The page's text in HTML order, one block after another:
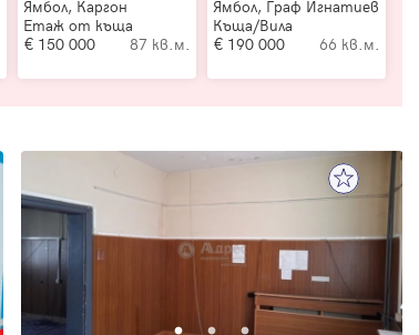
Ямбол, Каргон
Етаж от къща
150 000
87 кв.м.
Ямбол, Граф Игнатиев
Къща/Вила
190 000
66 кв.м.